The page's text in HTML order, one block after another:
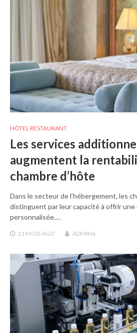
HÔTEL RESTAURANT
Les services
augmentent la
chambre d’hôte
Dans le secteur de l’hébergement, les
distinguent par leur capacité à offrir
personnalisée.…
11 MOIS AGO ADMIN6